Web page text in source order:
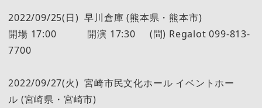
2022/09/25(日) 早川倉庫 (熊本県・熊本市)
開場 17:00 開演 17:30 (問) Regalot 099-813-
7700
2022/09/27(火) 宮崎市民文化ホール イベントホー
ル (宮崎県・宮崎市)